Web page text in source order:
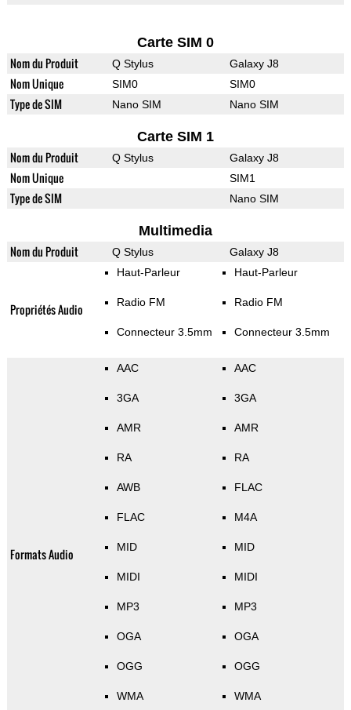
Carte SIM 0
Nom du Produit Q Stylus Galaxy J8
Nom Unique SIM0 SIM0
Type de SIM Nano SIM Nano SIM
Carte SIM 1
Nom du Produit Q Stylus Galaxy J8
Nom Unique SIM1
Type de SIM Nano SIM
Multimedia
Nom du Produit Q Stylus Galaxy J8
Propriétés Audio
Haut-Parleur
Radio FM
Connecteur 3.5mm
Haut-Parleur
Radio FM
Connecteur 3.5mm
Formats Audio
AAC
3GA
AMR
RA
AWB
FLAC
MID
MIDI
MP3
OGA
OGG
WMA
AAC
3GA
AMR
RA
FLAC
M4A
MID
MIDI
MP3
OGA
OGG
WMA